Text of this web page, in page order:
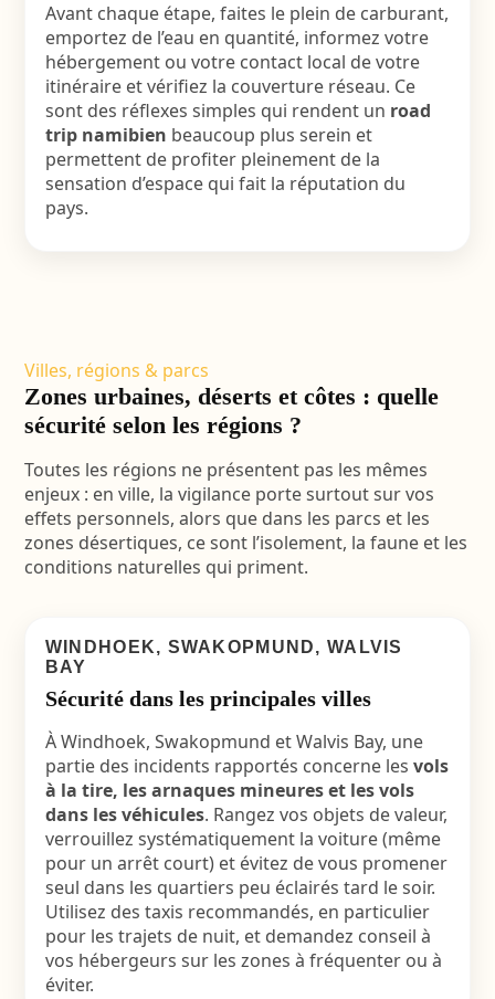
Avant chaque étape, faites le plein de carburant,
emportez de l’eau en quantité, informez votre
hébergement ou votre contact local de votre
itinéraire et vérifiez la couverture réseau. Ce
sont des réflexes simples qui rendent un road
trip namibien beaucoup plus serein et
permettent de profiter pleinement de la
sensation d’espace qui fait la réputation du
pays.
Villes, régions & parcs
Zones urbaines, déserts et côtes : quelle
sécurité selon les régions ?
Toutes les régions ne présentent pas les mêmes
enjeux : en ville, la vigilance porte surtout sur vos
effets personnels, alors que dans les parcs et les
zones désertiques, ce sont l’isolement, la faune et les
conditions naturelles qui priment.
WINDHOEK, SWAKOPMUND, WALVIS
BAY
Sécurité dans les principales villes
À Windhoek, Swakopmund et Walvis Bay, une
partie des incidents rapportés concerne les vols
à la tire, les arnaques mineures et les vols
dans les véhicules. Rangez vos objets de valeur,
verrouillez systématiquement la voiture (même
pour un arrêt court) et évitez de vous promener
seul dans les quartiers peu éclairés tard le soir.
Utilisez des taxis recommandés, en particulier
pour les trajets de nuit, et demandez conseil à
vos hébergeurs sur les zones à fréquenter ou à
éviter.